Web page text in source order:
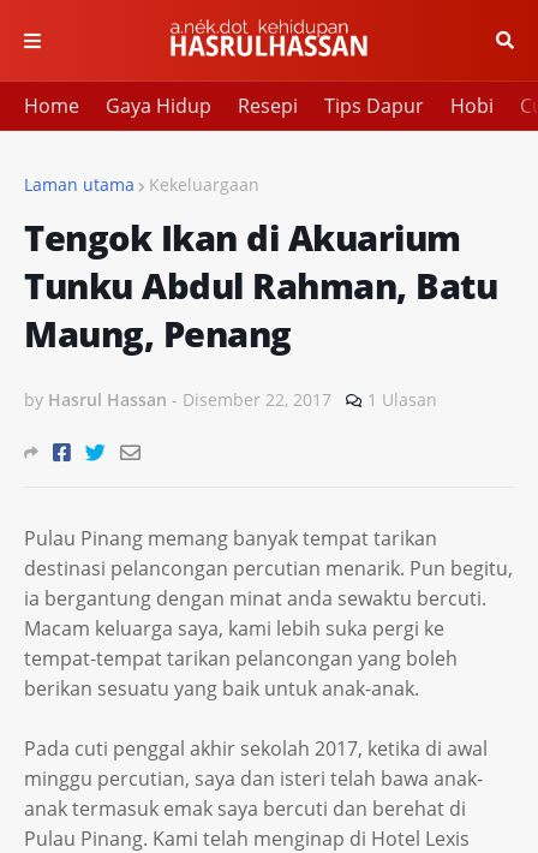
Home Gaya Hidup Resepi Tips Dapur Hobi
Laman utama Kekeluargaan
Tengok Ikan di Akuarium
Tunku Abdul Rahman, Batu
Maung, Penang
by Hasrul Hassan - Disember 22, 2017 1 Ulasan
Pulau Pinang memang banyak tempat tarikan
destinasi pelancongan percutian menarik. Pun begitu,
ia bergantung dengan minat anda sewaktu bercuti.
Macam keluarga saya, kami lebih suka pergi ke
tempat-tempat tarikan pelancongan yang boleh
berikan sesuatu yang baik untuk anak-anak.
Pada cuti penggal akhir sekolah 2017, ketika di awal
minggu percutian, saya dan isteri telah bawa anak-
anak termasuk emak saya bercuti dan berehat di
Pulau Pinang. Kami telah menginap di Hotel Lexis